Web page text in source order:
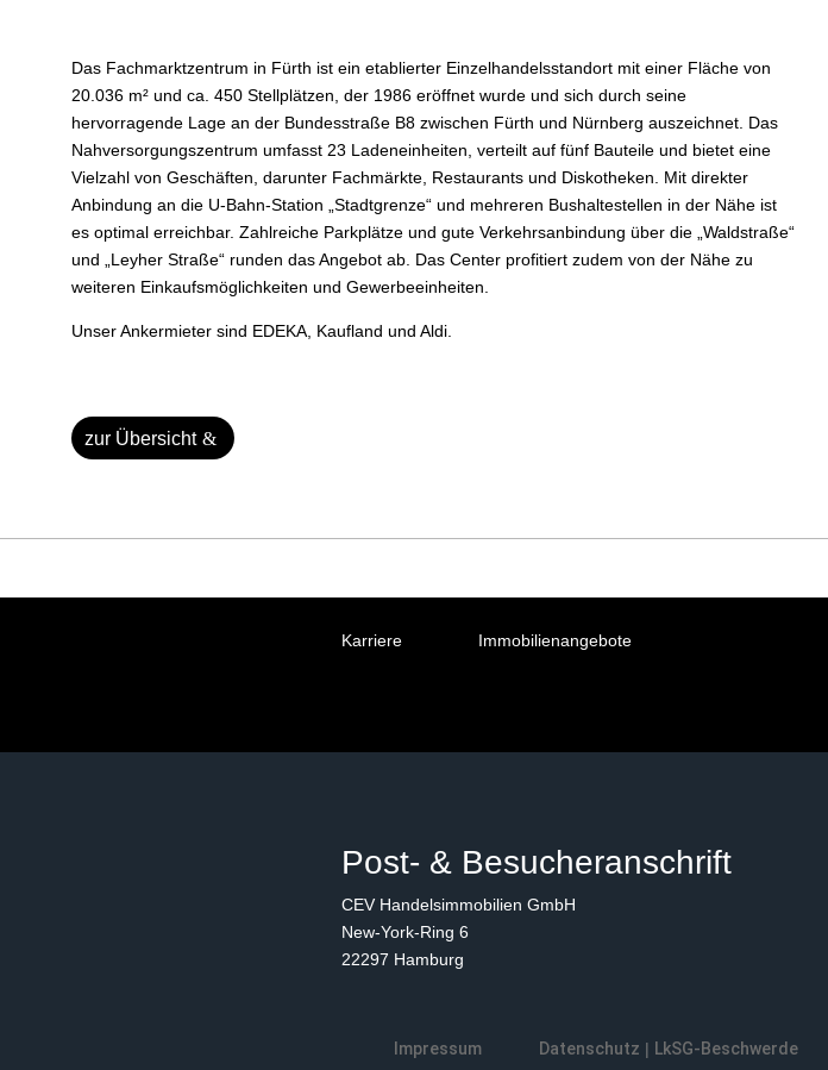
Das Fachmarktzentrum in Fürth ist ein etablierter Einzelhandelsstandort mit einer Fläche von
20.036 m² und ca. 450 Stellplätzen, der 1986 eröffnet wurde und sich durch seine
hervorragende Lage an der Bundesstraße B8 zwischen Fürth und Nürnberg auszeichnet. Das
Nahversorgungszentrum umfasst 23 Ladeneinheiten, verteilt auf fünf Bauteile und bietet eine
Vielzahl von Geschäften, darunter Fachmärkte, Restaurants und Diskotheken. Mit direkter
Anbindung an die U-Bahn-Station „Stadtgrenze“ und mehreren Bushaltestellen in der Nähe ist
es optimal erreichbar. Zahlreiche Parkplätze und gute Verkehrsanbindung über die „Waldstraße“
und „Leyher Straße“ runden das Angebot ab. Das Center profitiert zudem von der Nähe zu
weiteren Einkaufsmöglichkeiten und Gewerbeeinheiten.
Unser Ankermieter sind EDEKA, Kaufland und Aldi.
zur Übersicht
Karriere Immobilienangebote
Post- & Besucheranschrift
CEV Handelsimmobilien GmbH
New-York-Ring 6
22297 Hamburg
Impressum Datenschutz | LkSG-Beschwerde